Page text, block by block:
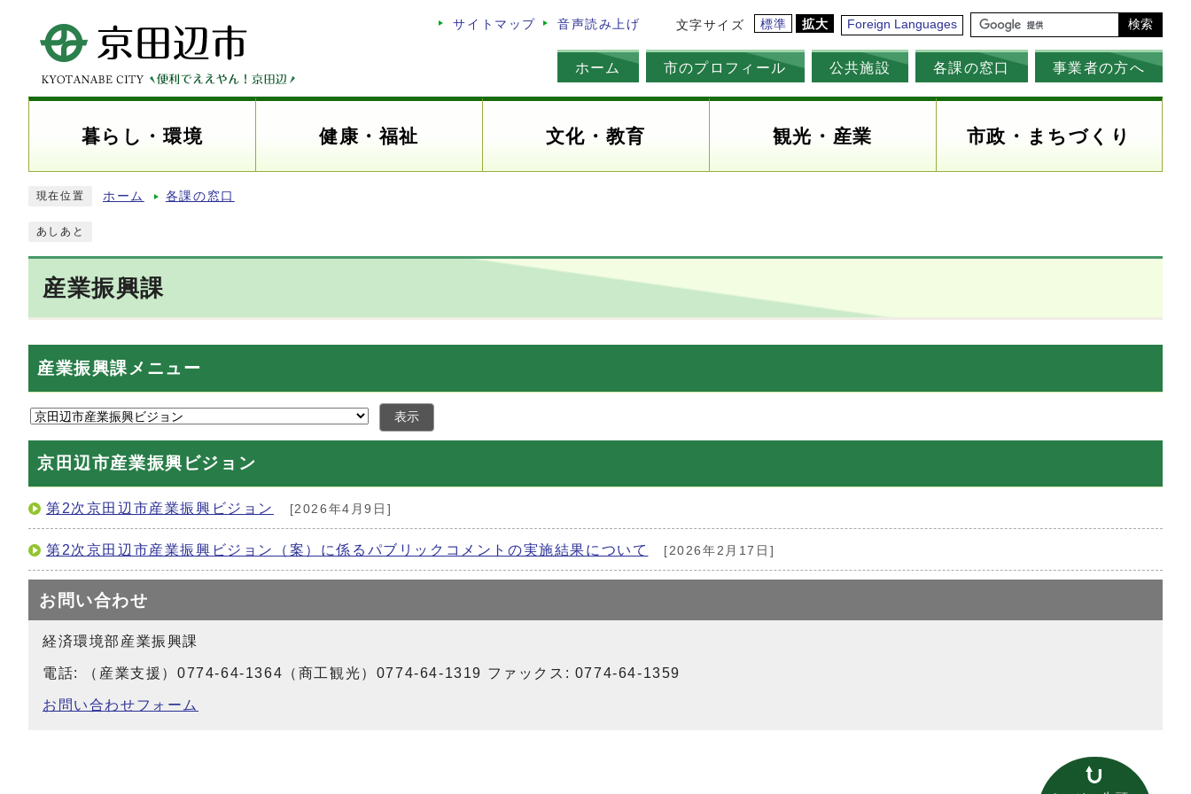
サイトマップ 音声読み上げ 文字サイズ 標準 拡大 Foreign Languages 検索
ホーム 市のプロフィール 公共施設 各課の窓口 事業者の方へ
暮らし・環境 健康・福祉 文化・教育 観光・産業 市政・まちづくり
現在位置 ホーム 各課の窓口
あしあと
産業振興課
産業振興課メニュー
表示
京田辺市産業振興ビジョン
第2次京田辺市産業振興ビジョン [2026年4月9日]
第2次京田辺市産業振興ビジョン（案）に係るパブリックコメントの実施結果について [2026年2月17日]
お問い合わせ
経済環境部産業振興課
電話: （産業支援）0774-64-1364（商工観光）0774-64-1319 ファックス: 0774-64-1359
お問い合わせフォーム